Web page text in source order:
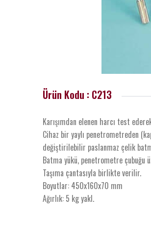
Ürün Kodu : C213
Karışımdan elenen harcı test
Cihaz bir yaylı penetrometreden
değiştirilebilir paslanmaz çelik
Batma yükü, penetrometre çubuğu
Taşıma çantasıyla birlikte verilir.
Boyutlar: 450x160x70 mm
Ağırlık: 5 kg yakl.